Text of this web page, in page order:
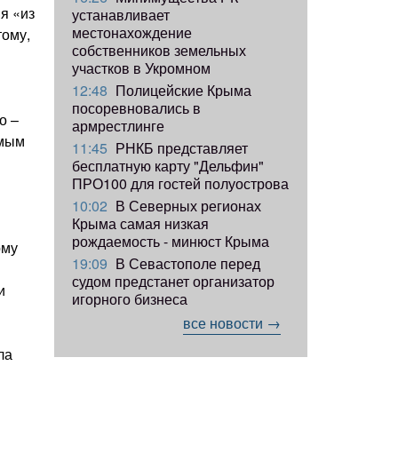
«из
–
устанавливает
местонахождение
собственников земельных
участков в Укромном
12:48 Полицейские Крыма
посоревновались в
армрестлинге
11:45 РНКБ представляет
бесплатную карту "Дельфин"
ПРО100 для гостей полуострова
10:02 В Северных регионах
Крыма самая низкая
рождаемость - минюст Крыма
19:09 В Севастополе перед
судом предстанет организатор
игорного бизнеса
все новости →